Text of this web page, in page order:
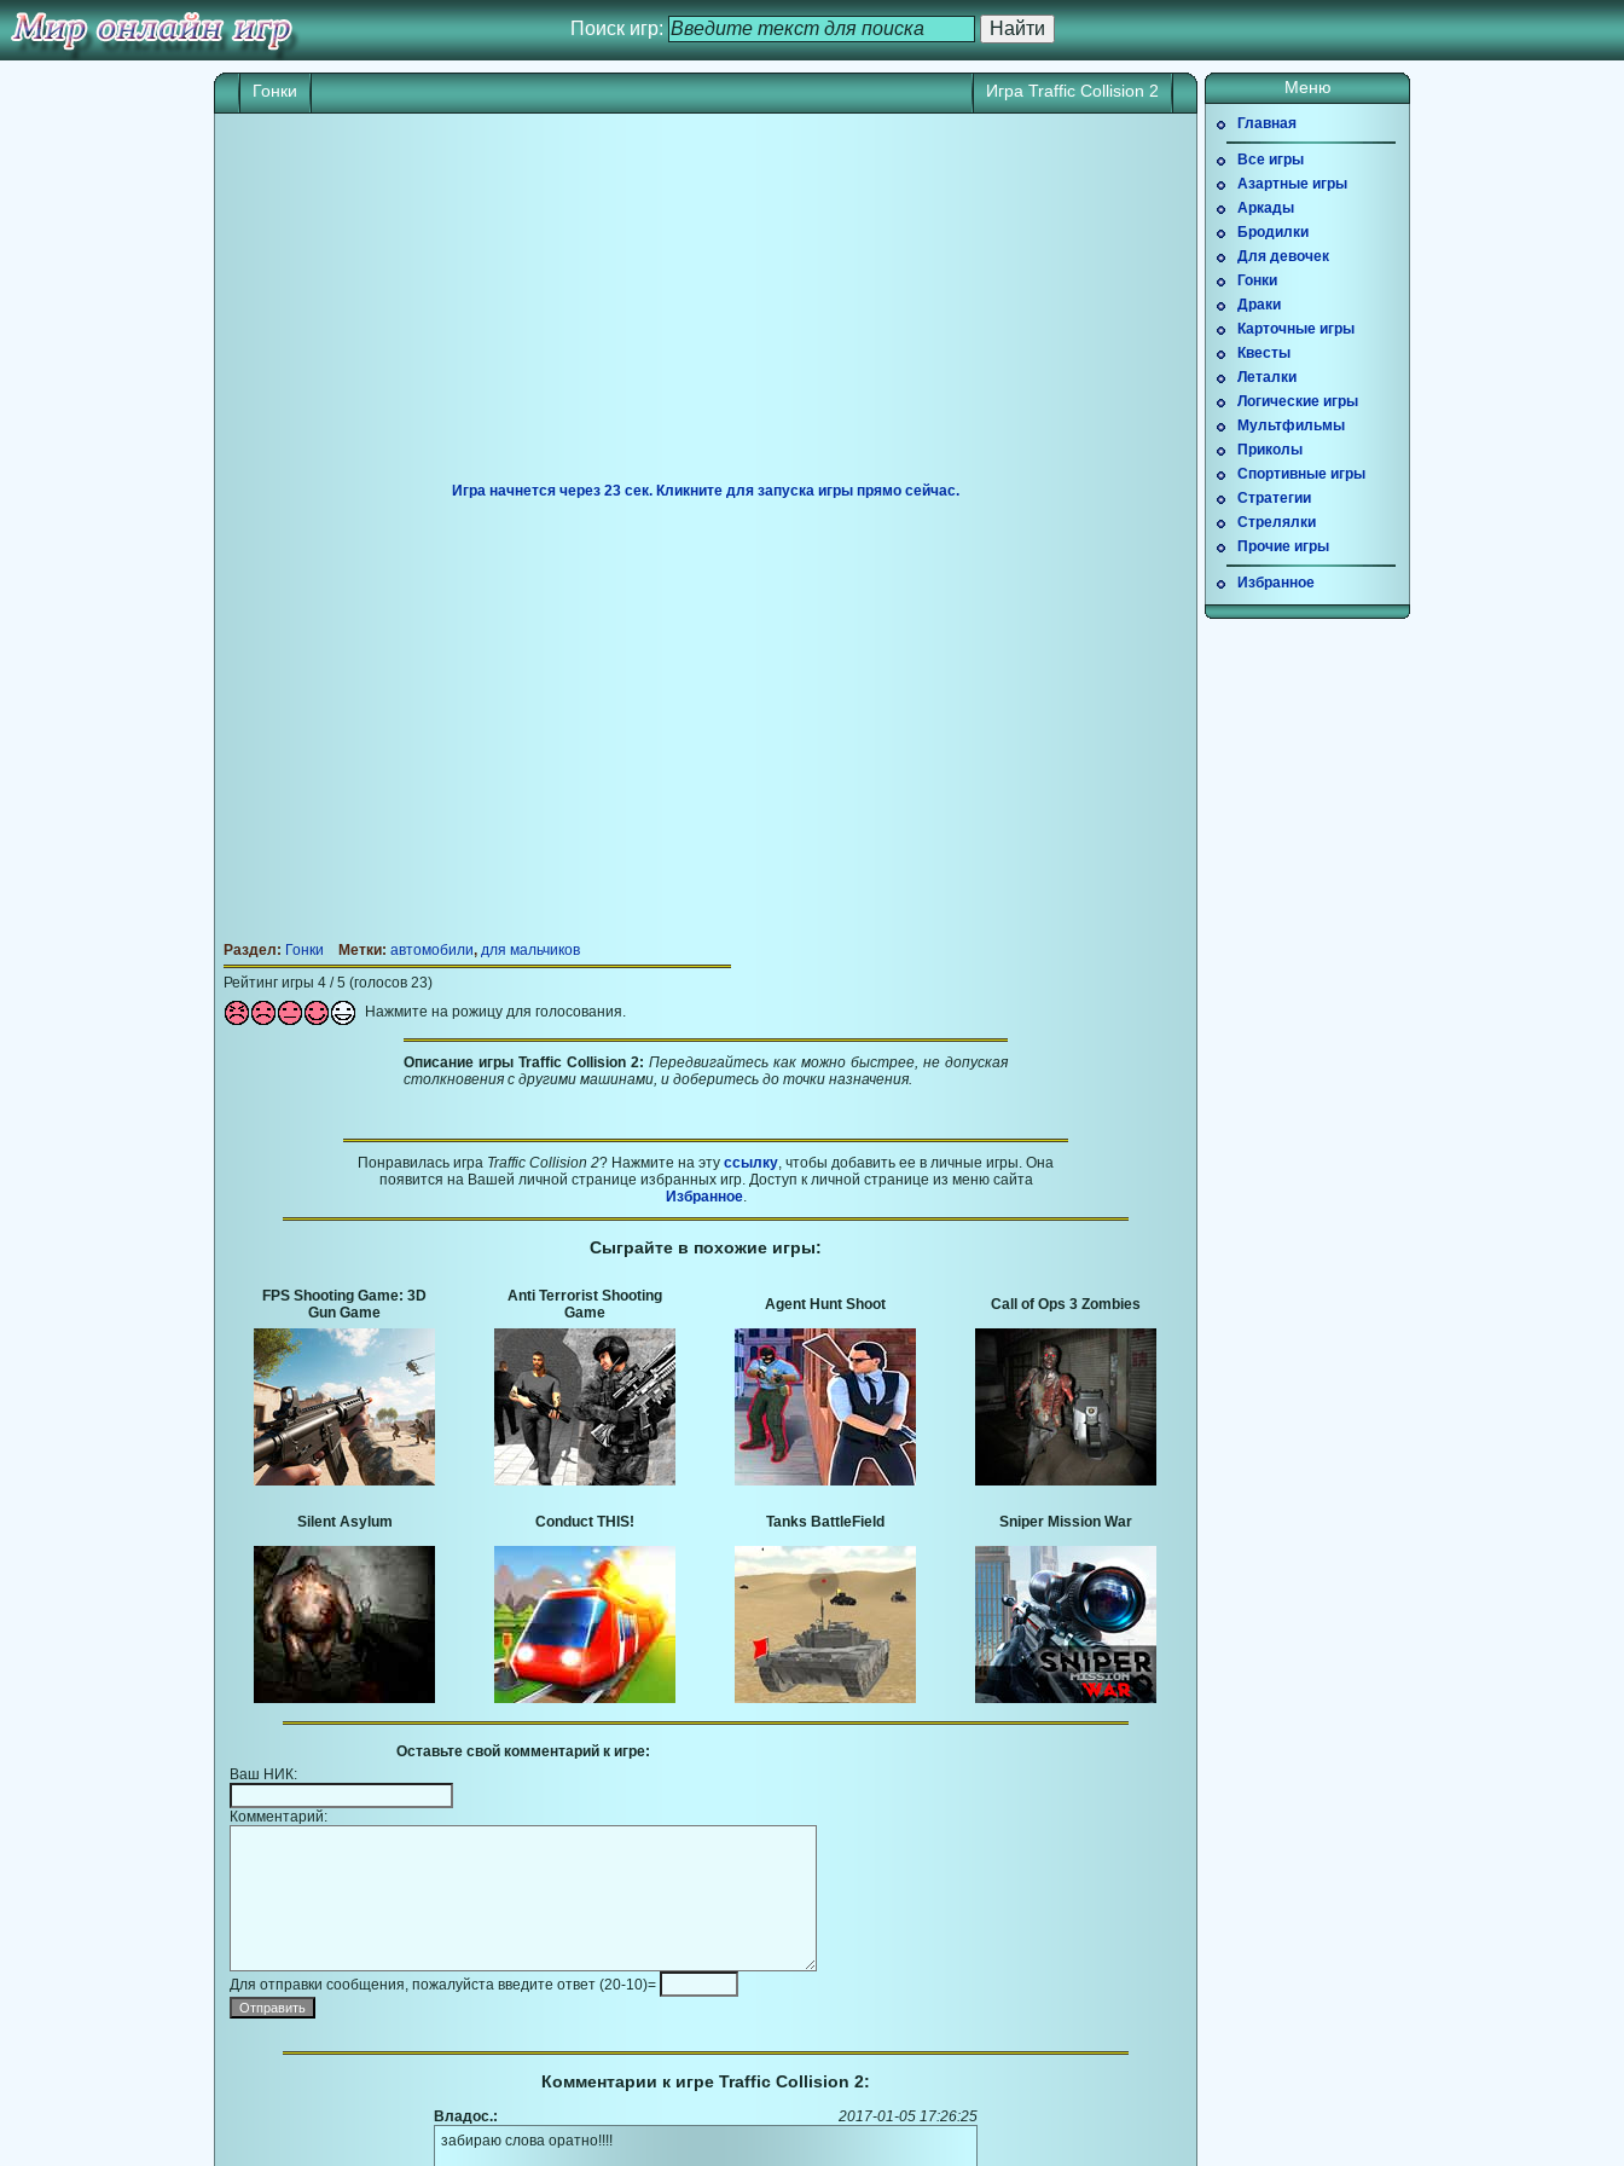
Поиск игр:
Игра Traffic Collision 2
Гонки
Игра начнется через 23 сек. Кликните для запуска игры прямо сейчас.
Раздел: Гонки Метки: автомобили, для мальчиков
Рейтинг игры 4 / 5 (голосов 23)
Нажмите на рожицу для голосования.
Описание игры Traffic Collision 2: Передвигайтесь как можно быстрее, не допуская
столкновения с другими машинами, и доберитесь до точки назначения.
Понравилась игра Traffic Collision 2? Нажмите на эту ссылку, чтобы добавить ее в личные игры. Она
появится на Вашей личной странице избранных игр. Доступ к личной странице из меню сайта
Избранное.
Сыграйте в похожие игры:
FPS Shooting Game: 3D
Gun Game
Anti Terrorist Shooting
Game
Agent Hunt Shoot Call of Ops 3 Zombies
Silent Asylum Conduct THIS! Tanks BattleField Sniper Mission War
Оставьте свой комментарий к игре:
Ваш НИК:
Комментарий:
Для отправки сообщения, пожалуйста введите ответ (20-10)=
Комментарии к игре Traffic Collision 2:
Владос.:
2017-01-05 17:26:25
забираю слова оратно!!!!
Меню
Главная
Все игры
Азартные игры
Аркады
Бродилки
Для девочек
Гонки
Драки
Карточные игры
Квесты
Леталки
Логические игры
Мультфильмы
Приколы
Спортивные игры
Стратегии
Стрелялки
Прочие игры
Избранное